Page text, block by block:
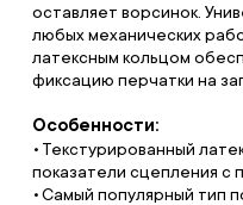
оставляет ворсинок.
любых механических
латексным кольцом
фиксацию перчатки на
Особенности:
Текстурированный
показатели сцепления с
Самый популярный тип